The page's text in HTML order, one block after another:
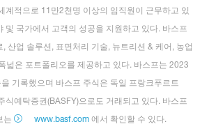
계적으로 11만2천명 이상의 임직원이 근무하고 있
및 국가에서 고객의 성공을 지원하고 있다. 바스프
, 산업 솔루션, 표면처리 기술, 뉴트리션 & 케어, 농업
넓은 포트폴리오를 제공하고 있다. 바스프는 2023
기록했으며 바스프 주식은 독일 프랑크푸르트
식예탁증권(BASFY)으로도 거래되고 있다. 바스프
는
www.basf.com에서 확인할 수 있다.